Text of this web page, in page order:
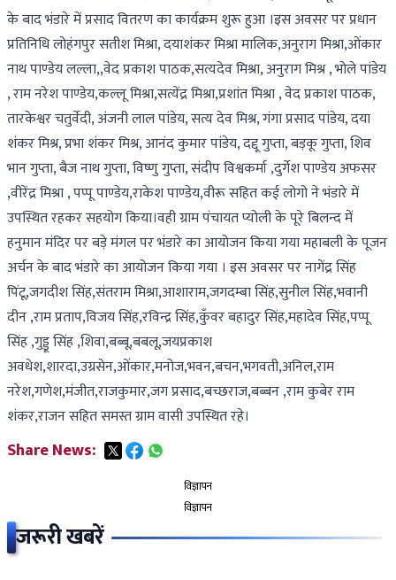
के बाद भंडारे में प्रसाद वितरण का कार्यक्रम शुरू हुआ ।इस अवसर पर प्रधान
प्रतिनिधि लोहंगपुर सतीश मिश्रा, दयाशंकर मिश्रा मालिक,अनुराग मिश्रा,ओंकार
नाथ पाण्डेय लल्ला,,वेद प्रकाश पाठक,सत्यदेव मिश्रा, अनुराग मिश्र , भोले पांडेय
, राम नरेश पाण्डेय,कल्लू मिश्रा,सत्येंद्र मिश्रा,प्रशांत मिश्रा , वेद प्रकाश पाठक,
तारकेश्वर चतुर्वेदी, अंजनी लाल पांडेय, सत्य देव मिश्र, गंगा प्रसाद पांडेय, दया
शंकर मिश्र, प्रभा शंकर मिश्र, आनंद कुमार पांडेय, दद्दू गुप्ता, बड़कू गुप्ता, शिव
भान गुप्ता, बैज नाथ गुप्ता, विष्णु गुप्ता, संदीप विश्वकर्मा ,दुर्गेश पाण्डेय अफसर
,वीरेंद्र मिश्रा , पप्पू पाण्डेय,राकेश पाण्डेय,वीरू सहित कई लोगो ने भंडारे में
उपस्थित रहकर सहयोग किया।वही ग्राम पंचायत प्योली के पूरे बिलन्द में
हनुमान मंदिर पर बड़े मंगल पर भंडारे का आयोजन किया गया महाबली के पूजन
अर्चन के बाद भंडारे का आयोजन किया गया । इस अवसर पर नागेंद्र सिंह
पिंटू,जगदीश सिंह,संतराम मिश्रा,आशाराम,जगदम्बा सिंह,सुनील सिंह,भवानी
दीन ,राम प्रताप,विजय सिंह,रविन्द्र सिंह,कुँवर बहादुर सिंह,महादेव सिंह,पप्पू
सिंह ,गुड्डू सिंह ,शिवा,बब्बू,बबलू,जयप्रकाश
अवधेश,शारदा,उग्रसेन,ओंकार,मनोज,भवन,बचन,भगवती,अनिल,राम
नरेश,गणेश,मंजीत,राजकुमार,जग प्रसाद,बच्छराज,बब्बन ,राम कुबेर राम
शंकर,राजन सहित समस्त ग्राम वासी उपस्थित रहे।
Share News:
विज्ञापन
विज्ञापन
जरूरी खबरें